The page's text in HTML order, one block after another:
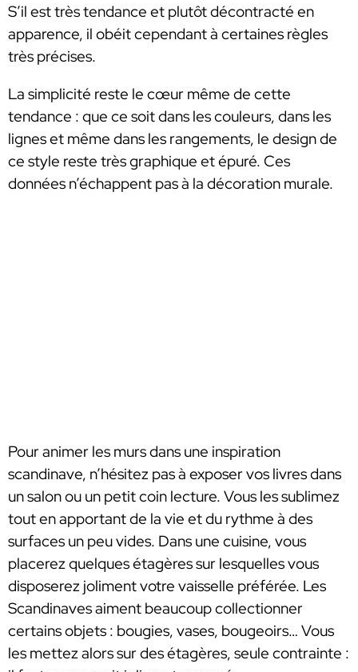
S’il est très tendance et plutôt décontracté en
apparence, il obéit cependant à certaines règles
très précises.
La simplicité reste le cœur même de cette
tendance : que ce soit dans les couleurs, dans les
lignes et même dans les rangements, le design de
ce style reste très graphique et épuré. Ces
données n’échappent pas à la décoration murale.
Pour animer les murs dans une inspiration
scandinave, n’hésitez pas à exposer vos livres dans
un salon ou un petit coin lecture. Vous les sublimez
tout en apportant de la vie et du rythme à des
surfaces un peu vides. Dans une cuisine, vous
placerez quelques étagères sur lesquelles vous
disposerez joliment votre vaisselle préférée. Les
Scandinaves aiment beaucoup collectionner
certains objets : bougies, vases, bougeoirs… Vous
les mettez alors sur des étagères, seule contrainte :